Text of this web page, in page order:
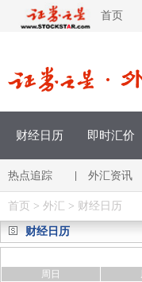
首页
财经日历 即时汇价
热点追踪 外汇资讯
首页 > 外汇 > 财经日历
财经日历
周日